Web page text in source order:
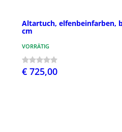
Altartuch, elfenbeinfarben,
cm
VORRÄTIG
€ 725,00